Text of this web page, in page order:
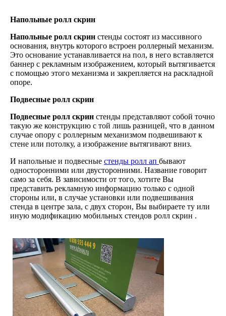
Напольные ролл скрин
Напольные ролл скрин стенды состоят из массивного
основания, внутрь которого встроен роллерный механизм.
Это основание устанавливается на пол, в него вставляется
баннер с рекламным изображением, который вытягивается
с помощью этого механизма и закрепляется на раскладной
опоре.
Подвесные ролл скрин
Подвесные ролл скрин стенды представляют собой точно
такую же конструкцию с той лишь разницей, что в данном
случае опору с роллерным механизмом подвешивают к
стене или потолку, а изображение вытягивают вниз.
И напольные и подвесные стенды ролл ап бывают
односторонними или двусторонними. Название говорит
само за себя. В зависимости от того, хотите Вы
представить рекламную информацию только с одной
стороны или, в случае установки или подвешивания
стенда в центре зала, с двух сторон, Вы выбираете ту или
иную модификацию мобильных стендов ролл скрин .